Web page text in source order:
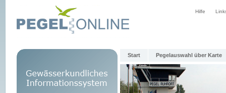
Hilfe
Start Pegelauswahl über Karte